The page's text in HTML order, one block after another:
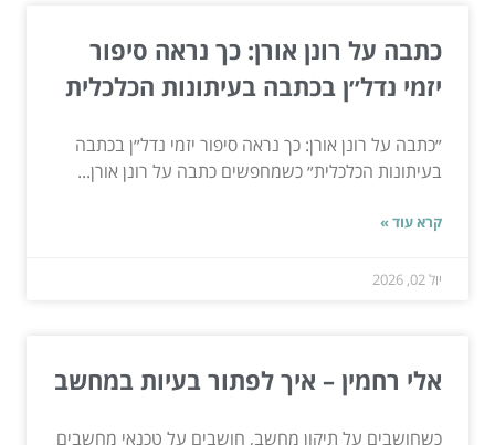
כתבה על רונן אורן: כך נראה סיפור
יזמי נדל״ן בכתבה בעיתונות הכלכלית
״כתבה על רונן אורן: כך נראה סיפור יזמי נדל״ן בכתבה
בעיתונות הכלכלית״ כשמחפשים כתבה על רונן אורן...
קרא עוד »
יול 02, 2026
אלי רחמין – איך לפתור בעיות במחשב
כשחושבים על תיקון מחשב, חושבים על טכנאי מחשבים